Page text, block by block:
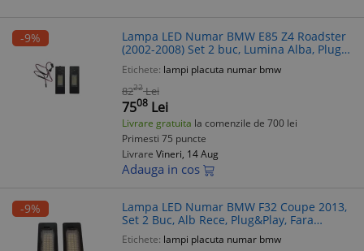
-9%
Lampa LED Numar BMW E85 Z4 Roadster
(2002-2008) Set 2 buc, Lumina Alba, Plug
& Play, Fara eroare
Etichete: lampi placuta numar bmw
8222 Lei
7508 Lei
Livrare gratuita la comenzile de 700 lei
Primesti 75 puncte
Livrare Vineri, 14 Aug
Adauga in cos
-9%
Lampa LED Numar BMW F32 Coupe 2013,
Set 2 Buc, Alb Rece, Plug&Play, Fara
Eroare
Etichete: lampi placuta numar bmw